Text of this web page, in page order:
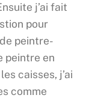
j’ai fait
pour
peintre-
peintre en
caisses, j’ai
comme